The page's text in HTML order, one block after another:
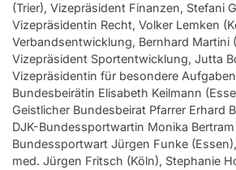
(Trier), Vizepräsident Finanzen, Stefani
Vizepräsidentin Recht, Volker Lemken
Verbandsentwicklung, Bernhard Martini
Vizepräsident Sportentwicklung, Jutta
Vizepräsidentin für besondere
Bundesbeirätin Elisabeth Keilmann
Geistlicher Bundesbeirat Pfarrer Erhard
DJK-Bundessportwartin Monika Bertram
Bundessportwart Jürgen Funke
med. Jürgen Fritsch (Köln), Stephanie